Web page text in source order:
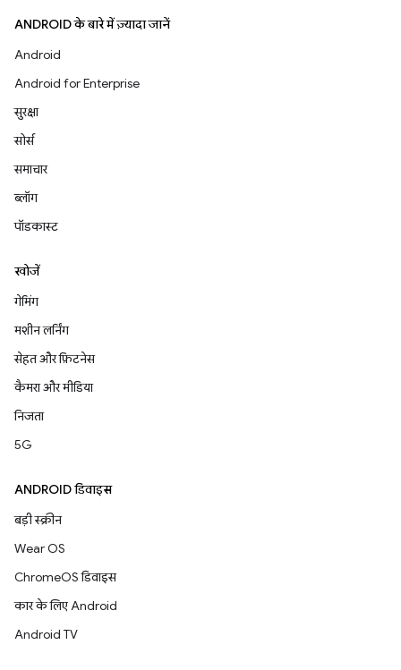
ANDROID के बारे में ज़्यादा जानें
Android
Android for Enterprise
सुरक्षा
सोर्स
समाचार
ब्लॉग
पॉडकास्ट
खोजें
गेमिंग
मशीन लर्निंग
सेहत और फ़िटनेस
कैमरा और मीडिया
निजता
5G
ANDROID डिवाइस
बड़ी स्क्रीन
Wear OS
ChromeOS डिवाइस
कार के लिए Android
Android TV